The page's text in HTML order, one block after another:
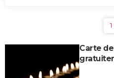
1
Carte